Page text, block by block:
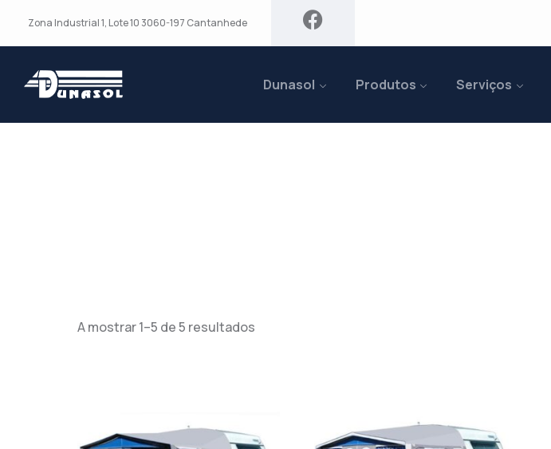
Zona Industrial 1, Lote 10 3060-197 Cantanhede
Dunasol
Produtos Serviços
A mostrar 1–5 de 5 resultados